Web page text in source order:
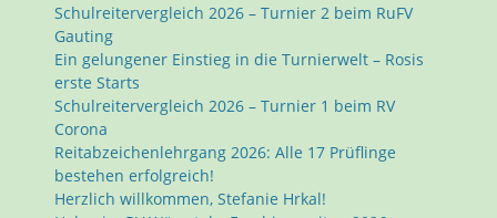
Schulreitervergleich 2026 – Turnier 2 beim RuFV
Gauting
Ein gelungener Einstieg in die Turnierwelt – Rosis
erste Starts
Schulreitervergleich 2026 – Turnier 1 beim RV
Corona
Reitabzeichenlehrgang 2026: Alle 17 Prüflinge
bestehen erfolgreich!
Herzlich willkommen, Stefanie Hrkal!